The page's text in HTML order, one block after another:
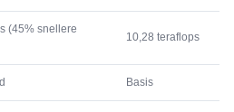
(45% snellere
10,28 teraflops
Basis